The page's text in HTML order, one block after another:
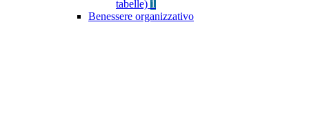
tabelle) 1
Benessere organizzativo